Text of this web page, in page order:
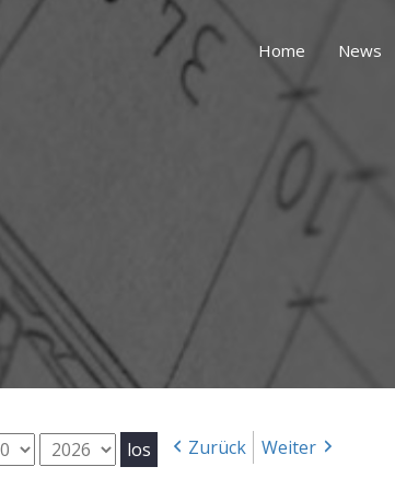
Home News
Jahr Zurück Weiter